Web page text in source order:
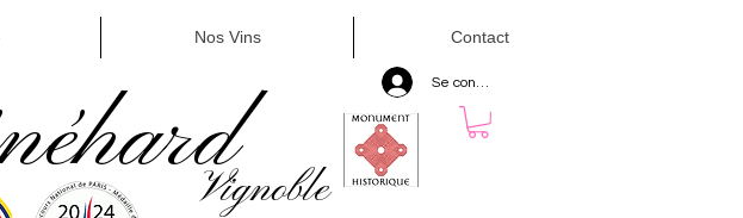
Nos Vins Contact
Se connecter
Vignoble